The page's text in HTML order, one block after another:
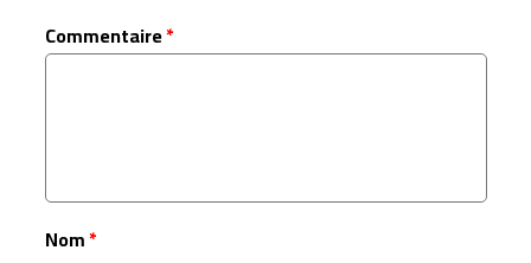
Commentaire*
Nom*